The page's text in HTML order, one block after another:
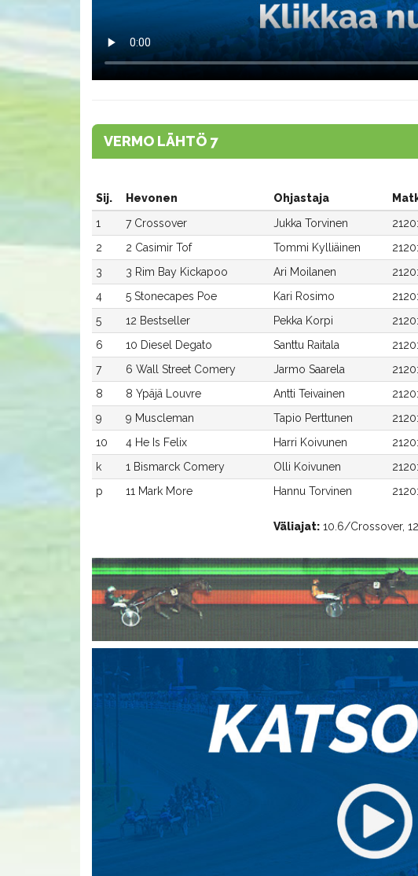
VERMO LÄHTÖ 7
Sij. Hevonen Ohjastaja
1
7 Crossover Jukka Torvinen
2
2 Casimir Tof Tommi Kylliäinen
3
3 Rim Bay Kickapoo Ari Moilanen
4
5 Stonecapes Poe Kari Rosimo
5
12 Bestseller Pekka Korpi
6
10 Diesel Degato Santtu Raitala
7
6 Wall Street Comery Jarmo Saarela
8
8 Ypäjä Louvre Antti Teivainen
9
9 Muscleman Tapio Perttunen
10
4 He Is Felix Harri Koivunen
k
1 Bismarck Comery Olli Koivunen
p
11 Mark More Hannu Torvinen
Väliajat:10.6/Crossover,